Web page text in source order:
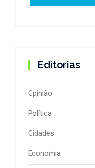
Editorias
Opinião
Política
Cidades
Economia